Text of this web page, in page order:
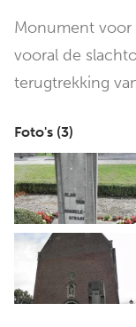
Monument voor
vooral de
terugtrekking
Foto's (3)